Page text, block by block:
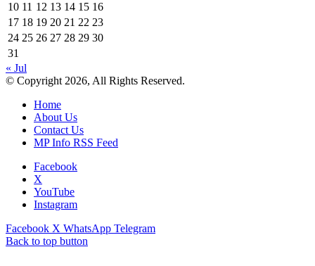
10 11 12 13 14 15 16
17 18 19 20 21 22 23
24 25 26 27 28 29 30
31
« Jul
© Copyright 2026, All Rights Reserved.
Home
About Us
Contact Us
MP Info RSS Feed
Facebook
X
YouTube
Instagram
Facebook X WhatsApp Telegram
Back to top button